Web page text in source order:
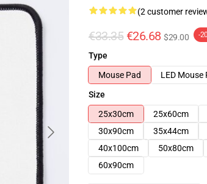
(2 customer
€33.35 €26.68 $29.00 -
Type
Mouse Pad
LED Mouse
Size
25x30cm
25x60cm
30x90cm
35x44cm
40x100cm
50x80cm
60x90cm